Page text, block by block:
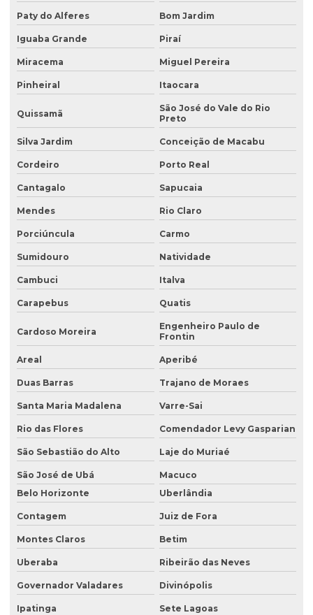
Coleta de água para análise microbiológica
Coleta de água industrial
Coleta de amostra de água para análise microbiológica
Coleta de amostras de água
Coleta de amostras de água e efluentes
Coleta de efluentes líquidos
Consultoria ambiental
Consultoria ambiental para empresas
Consultoria ambiental e florestal
Consultoria ambiental rural
Consultoria ambiental serviços
Consultoria área ambiental
Consultoria e assessoria ambiental
Consultoria em gestão ambiental
Consultoria inventário florestal
Consultoria e licenciamento ambiental
Consultoria de meio ambiente
Desativação de tanque de combustível subterrâneo
Empresa de análise de água
Empresa de análise granulométrica do solo
Paty do Alferes Bom Jardim
Iguaba Grande Piraí
Miracema Miguel Pereira
Pinheiral Itaocara
Quissamã
São José do Vale do Rio
Preto
Silva Jardim Conceição de Macabu
Cordeiro Porto Real
Cantagalo Sapucaia
Mendes Rio Claro
Porciúncula Carmo
Sumidouro Natividade
Cambuci Italva
Carapebus Quatis
Cardoso Moreira
Engenheiro Paulo de
Frontin
Areal Aperibé
Duas Barras Trajano de Moraes
Santa Maria Madalena Varre-Sai
Rio das Flores Comendador Levy Gasparian
São Sebastião do Alto Laje do Muriaé
São José de Ubá
Macuco
Belo Horizonte
Uberlândia
Contagem Juiz de Fora
Montes Claros Betim
Uberaba Ribeirão das Neves
Governador Valadares Divinópolis
Ipatinga Sete Lagoas